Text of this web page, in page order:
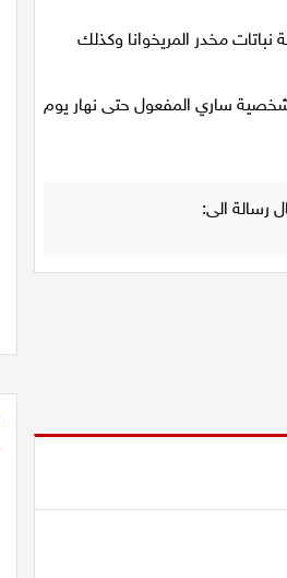
مخدر المريخوانا وكذلك
ساري المفعول حتى نهار يوم